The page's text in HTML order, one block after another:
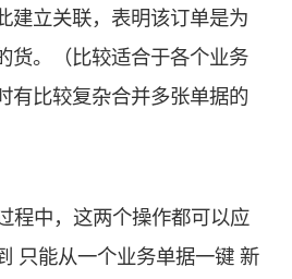
建立关联，表明该订单是为
货。（比较适合于各个业务
有比较复杂合并多张单据的
程中，这两个操作都可以应
只能从一个业务单据一键 新